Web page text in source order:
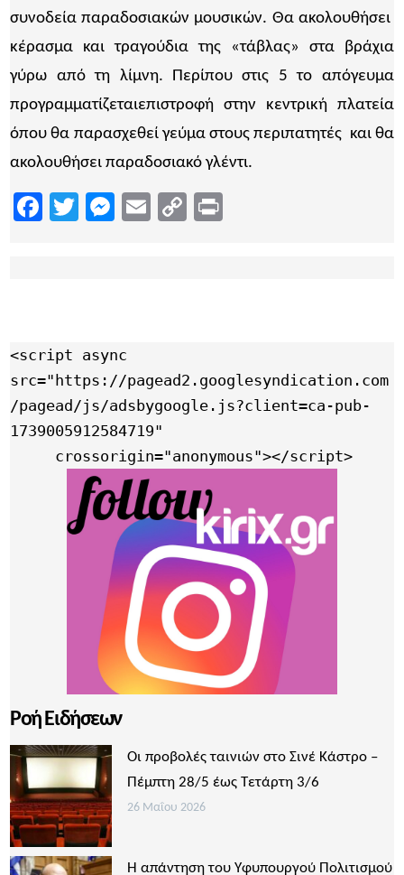
συνοδεία παραδοσιακών μουσικών. Θα ακολουθήσει
κέρασμα και τραγούδια της «τάβλας» στα βράχια
γύρω από τη λίμνη. Περίπου στις 5 το απόγευμα
προγραμματίζεταιεπιστροφή στην κεντρική πλατεία
όπου θα παρασχεθεί γεύμα στους περιπατητές και θα
ακολουθήσει παραδοσιακό γλέντι.
Facebook
TwitterMessenger
EmailCopy
<script async
src="https://pagead2.googlesyndication.com
/pagead/js/adsbygoogle.js?client=ca-pub-
1739005912584719"
     crossorigin="anonymous"></script>
Ροή Ειδήσεων
Οι προβολές ταινιών στο Σινέ Κάστρο –
Πέμπτη 28/5 έως Τετάρτη 3/6
26 Μαΐου 2026
Η απάντηση του Υφυπουργού Πολιτισμού